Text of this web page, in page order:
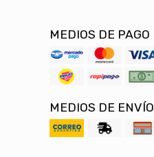
MEDIOS DE PAGO
MEDIOS DE ENVÍO